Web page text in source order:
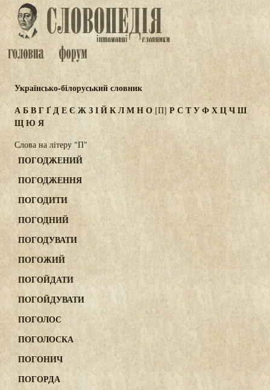
Українсько-білоруський словник
АБВГҐДЕЄ ЖЗІЙКЛМНО [П]Р СТУФХЦЧШ
ЩЮ Я
Слова на літеру "П"
ПОГОДЖЕНИЙ
ПОГОДЖЕННЯ
ПОГОДИТИ
ПОГОДНИЙ
ПОГОДУВАТИ
ПОГОЖИЙ
ПОГОЙДАТИ
ПОГОЙДУВАТИ
ПОГОЛОС
ПОГОЛОСКА
ПОГОНИЧ
ПОГОРДА